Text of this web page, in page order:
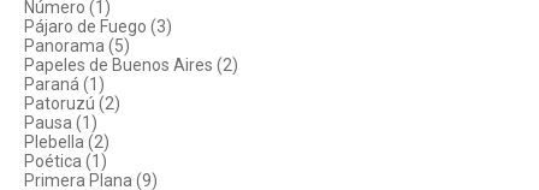
Número (1)
Pájaro de Fuego (3)
Panorama (5)
Papeles de Buenos Aires (2)
Paraná (1)
Patoruzú (2)
Pausa (1)
Plebella (2)
Poética (1)
Primera Plana (9)